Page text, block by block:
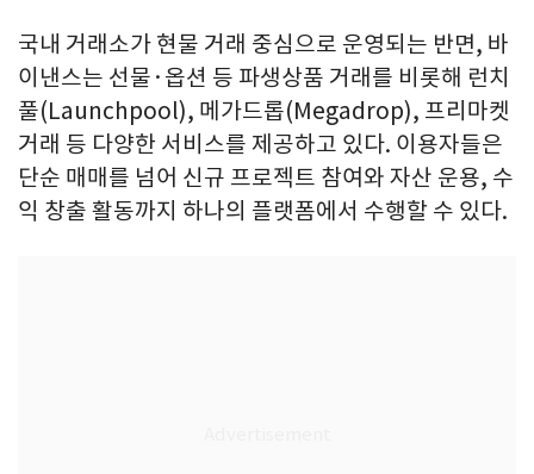
국내 거래소가 현물 거래 중심으로 운영되는 반면, 바
이낸스는 선물·옵션 등 파생상품 거래를 비롯해 런치
풀(Launchpool), 메가드롭(Megadrop), 프리마켓
거래 등 다양한 서비스를 제공하고 있다. 이용자들은
단순 매매를 넘어 신규 프로젝트 참여와 자산 운용, 수
익 창출 활동까지 하나의 플랫폼에서 수행할 수 있다.